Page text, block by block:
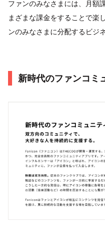
ファンのみなさまには、月額
まざまな課金をすることで楽
ンのみなさまに分配するビジ
新時代のファンコミ